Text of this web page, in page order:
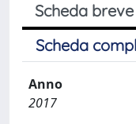
Scheda breve
Scheda
Anno
2017